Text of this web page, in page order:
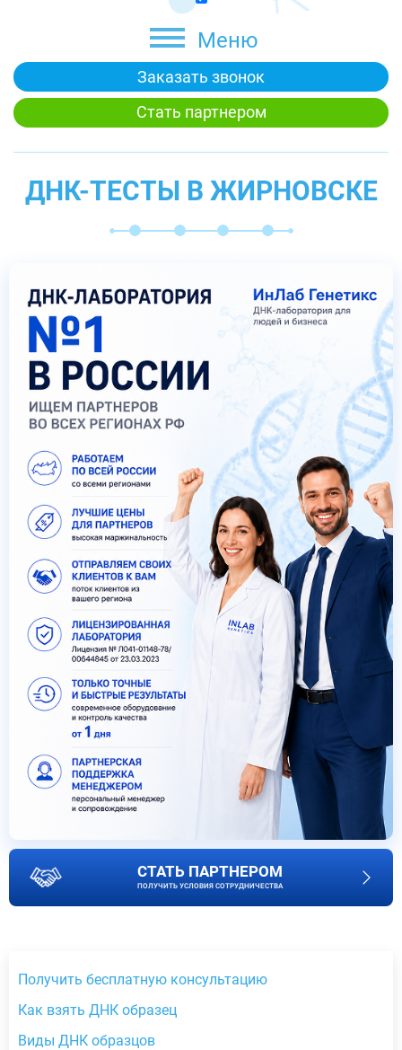
Меню
Заказать звонок
Стать партнером
ДНК-ТЕСТЫ В ЖИРНОВСКЕ
СТАТЬ ПАРТНЕРОМ
ПОЛУЧИТЬ УСЛОВИЯ СОТРУДНИЧЕСТВА
Получить бесплатную консультацию
Как взять ДНК образец
Виды ДНК образцов